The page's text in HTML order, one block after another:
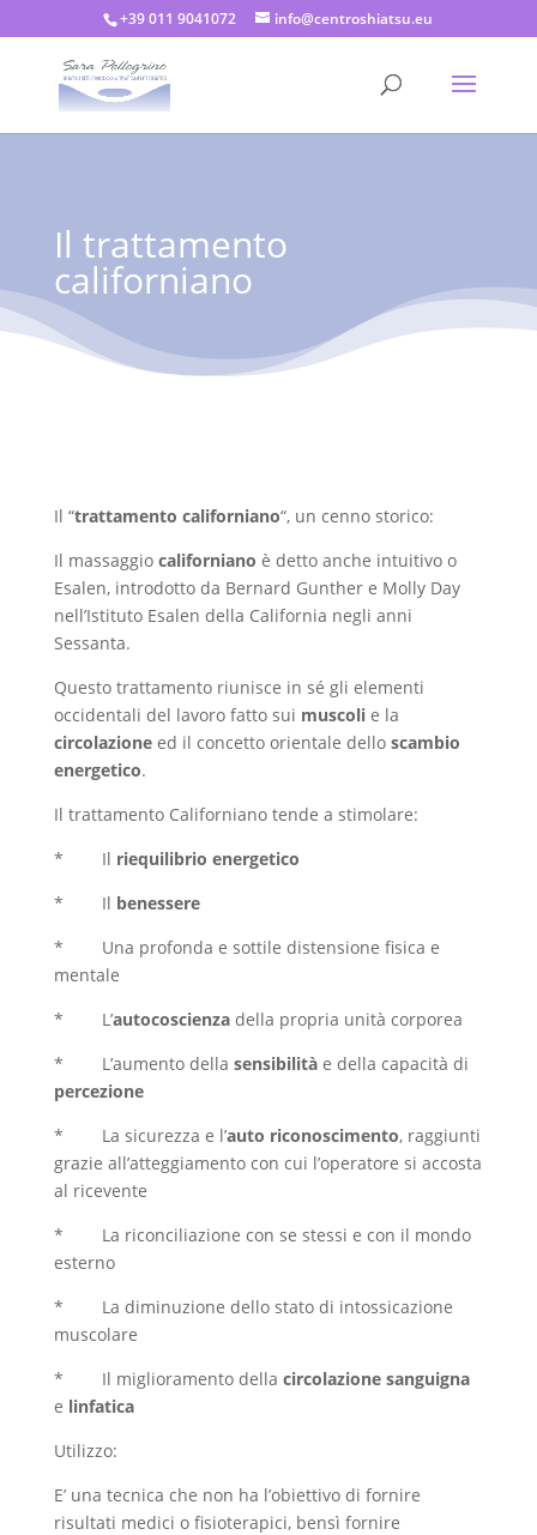
+39 011 9041072 info@centroshiatsu.eu
Il trattamento
californiano
Il “trattamento californiano“, un cenno storico:
Il massaggio californiano è detto anche intuitivo o
Esalen, introdotto da Bernard Gunther e Molly Day
nell’Istituto Esalen della California negli anni
Sessanta.
Questo trattamento riunisce in sé gli elementi
occidentali del lavoro fatto sui muscolie la
circolazioneed il concetto orientale dello scambio
energetico.
Il trattamento Californiano tende a stimolare:
* Il riequilibrio energetico
* Il benessere
* Una profonda e sottile distensione fisica e
mentale
* L’autocoscienzadella propria unità corporea
* L’aumento della sensibilitàe della capacità di
percezione
* La sicurezza e l’auto riconoscimento, raggiunti
grazie all’atteggiamento con cui l’operatore si accosta
al ricevente
* La riconciliazione con se stessi e con il mondo
esterno
* La diminuzione dello stato di intossicazione
muscolare
* Il miglioramento della circolazione sanguigna
e linfatica
Utilizzo:
E’ una tecnica che non ha l’obiettivo di fornire
risultati medici o fisioterapici, bensì fornire